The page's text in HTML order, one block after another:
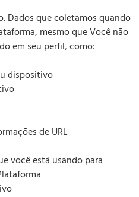
Dados que coletamos quando
mesmo que Você não
em seu perfil, como:
dispositivo
de URL
você está usando para